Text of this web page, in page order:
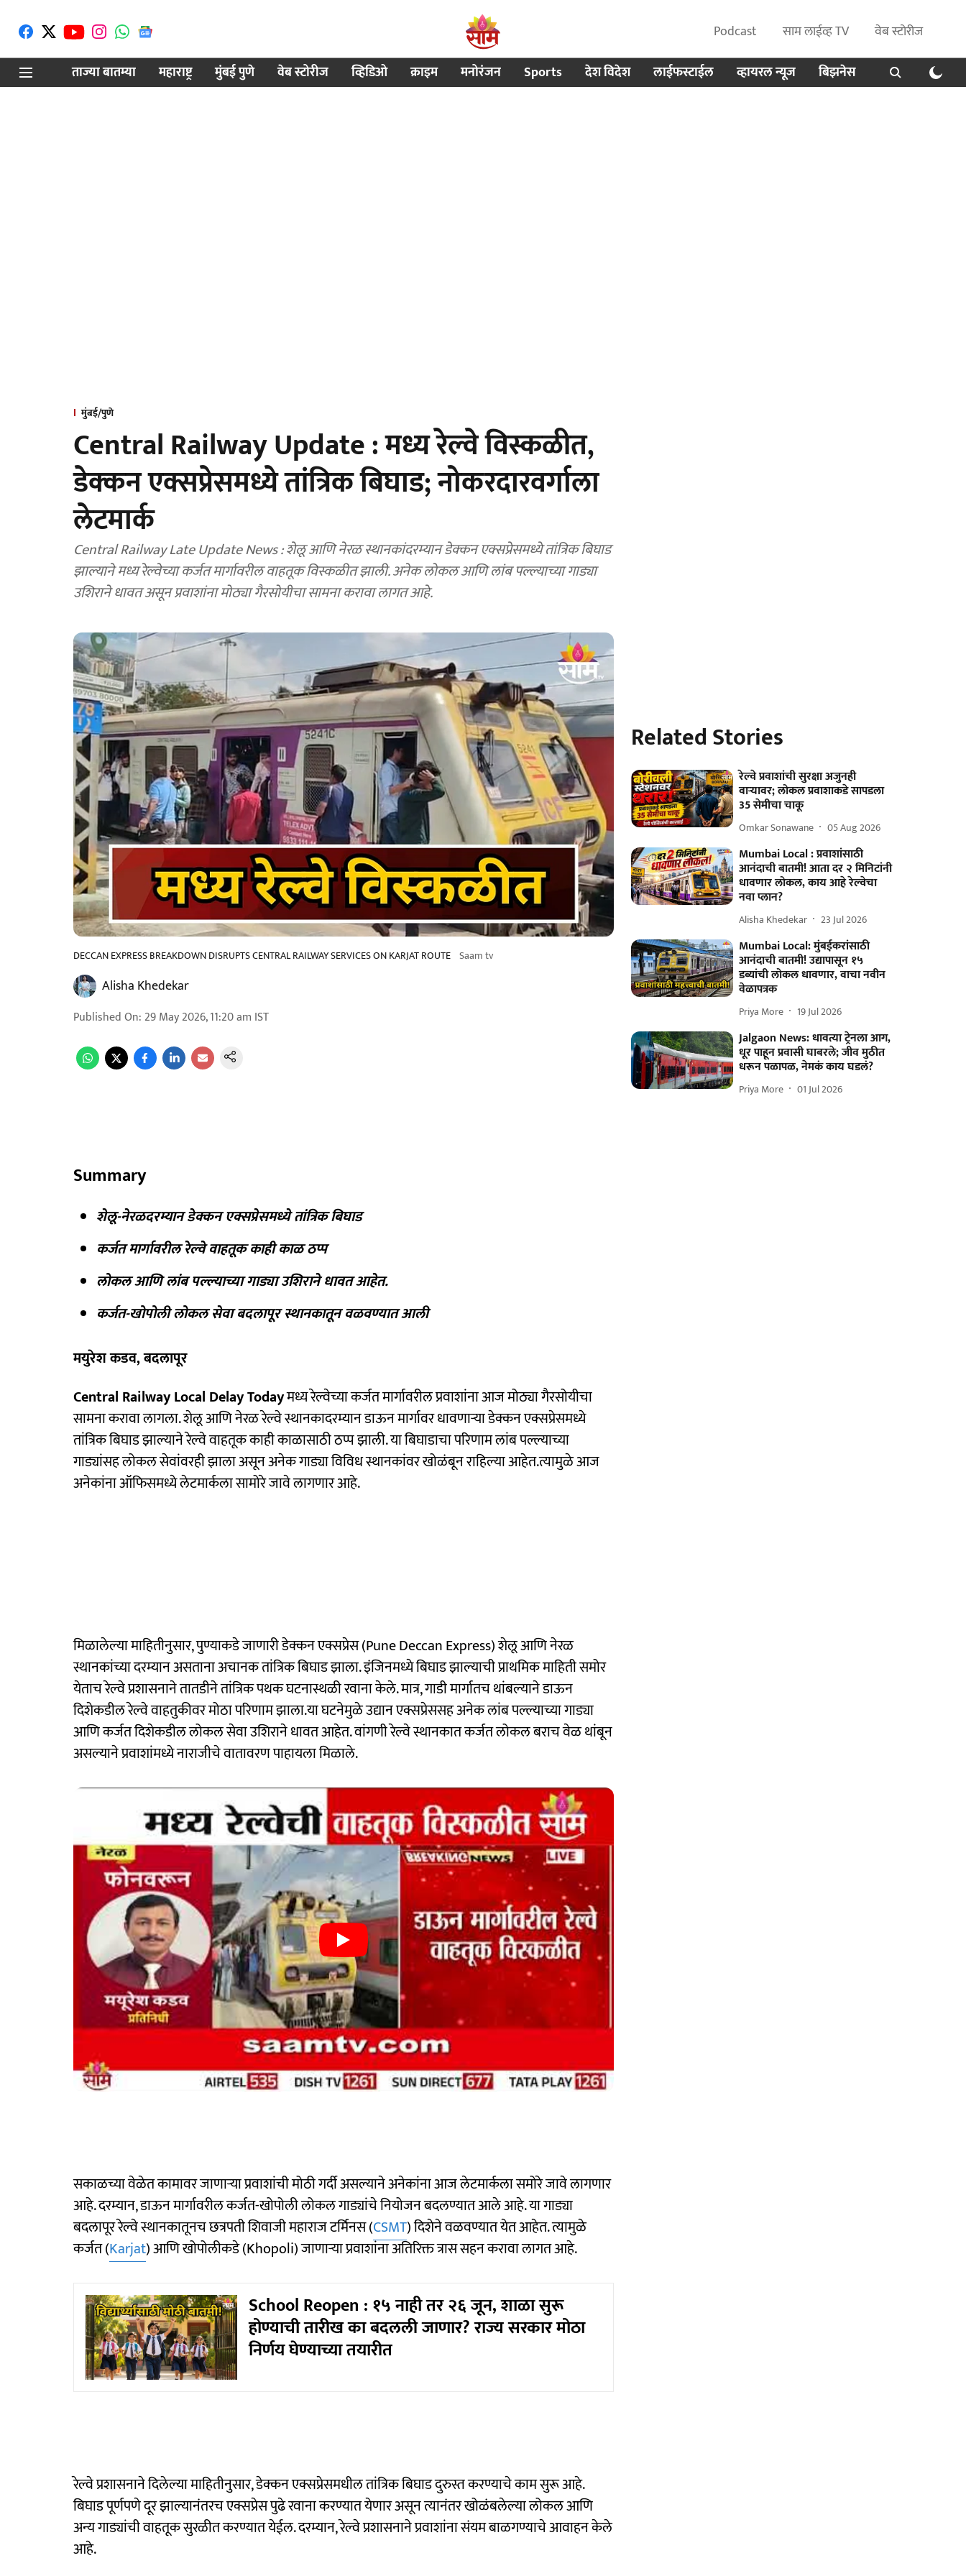
Podcast साम लाईव्ह TV
वेब स्टोरीज
ताज्या बातम्या
महाराष्ट्र मुंबई पुणे वेब स्टोरीज व्हिडिओ क्राइम मनोरंजन Sports देश विदेश लाईफस्टाईल व्हायरल न्यूज बिझनेस
मुंबई/पुणे
Central Railway Update : मध्य रेल्वे विस्कळीत,
डेक्कन एक्सप्रेसमध्ये तांत्रिक बिघाड; नोकरदारवर्गाला
लेटमार्क
Central Railway Late Update News : शेलू आणि नेरळ स्थानकांदरम्यान डेक्कन एक्सप्रेसमध्ये तांत्रिक बिघाड
झाल्याने मध्य रेल्वेच्या कर्जत मार्गावरील वाहतूक विस्कळीत झाली. अनेक लोकल आणि लांब पल्ल्याच्या गाड्या
उशिराने धावत असून प्रवाशांना मोठ्या गैरसोयीचा सामना करावा लागत आहे.
DECCAN EXPRESS BREAKDOWN DISRUPTS CENTRAL RAILWAY SERVICES ON KARJAT ROUTE Saam tv
Alisha Khedekar
Published On: 29 May 2026, 11:20 am IST
Summary
शेलू-नेरळदरम्यान डेक्कन एक्सप्रेसमध्ये तांत्रिक बिघाड
कर्जत मार्गावरील रेल्वे वाहतूक काही काळ ठप्प
लोकल आणि लांब पल्ल्याच्या गाड्या उशिराने धावत आहेत.
कर्जत-खोपोली लोकल सेवा बदलापूर स्थानकातून वळवण्यात आली
मयुरेश कडव, बदलापूर
Central Railway Local Delay Todayमध्य रेल्वेच्या कर्जत मार्गावरील प्रवाशांना आज मोठ्या गैरसोयीचा
सामना करावा लागला. शेलू आणि नेरळ रेल्वे स्थानकादरम्यान डाऊन मार्गावर धावणाऱ्या डेक्कन एक्सप्रेसमध्ये
तांत्रिक बिघाड झाल्याने रेल्वे वाहतूक काही काळासाठी ठप्प झाली. या बिघाडाचा परिणाम लांब पल्ल्याच्या
गाड्यांसह लोकल सेवांवरही झाला असून अनेक गाड्या विविध स्थानकांवर खोळंबून राहिल्या आहेत.त्यामुळे आज
अनेकांना ऑफिसमध्ये लेटमार्कला सामोरे जावे लागणार आहे.
मिळालेल्या माहितीनुसार, पुण्याकडे जाणारी डेक्कन एक्सप्रेस (Pune Deccan Express) शेलू आणि नेरळ
स्थानकांच्या दरम्यान असताना अचानक तांत्रिक बिघाड झाला. इंजिनमध्ये बिघाड झाल्याची प्राथमिक माहिती समोर
येताच रेल्वे प्रशासनाने तातडीने तांत्रिक पथक घटनास्थळी रवाना केले. मात्र, गाडी मार्गातच थांबल्याने डाऊन
दिशेकडील रेल्वे वाहतुकीवर मोठा परिणाम झाला.या घटनेमुळे उद्यान एक्सप्रेससह अनेक लांब पल्ल्याच्या गाड्या
आणि कर्जत दिशेकडील लोकल सेवा उशिराने धावत आहेत. वांगणी रेल्वे स्थानकात कर्जत लोकल बराच वेळ थांबून
असल्याने प्रवाशांमध्ये नाराजीचे वातावरण पाहायला मिळाले.
सकाळच्या वेळेत कामावर जाणाऱ्या प्रवाशांची मोठी गर्दी असल्याने अनेकांना आज लेटमार्कला समोरे जावे लागणार
आहे. दरम्यान, डाऊन मार्गावरील कर्जत-खोपोली लोकल गाड्यांचे नियोजन बदलण्यात आले आहे. या गाड्या
बदलापूर रेल्वे स्थानकातूनच छत्रपती शिवाजी महाराज टर्मिनस (CSMT) दिशेने वळवण्यात येत आहेत. त्यामुळे
कर्जत (Karjat) आणि खोपोलीकडे (Khopoli) जाणाऱ्या प्रवाशांना अतिरिक्त त्रास सहन करावा लागत आहे.
School Reopen : १५ नाही तर २६ जून, शाळा सुरू
होण्याची तारीख का बदलली जाणार? राज्य सरकार मोठा
निर्णय घेण्याच्या तयारीत
रेल्वे प्रशासनाने दिलेल्या माहितीनुसार, डेक्कन एक्सप्रेसमधील तांत्रिक बिघाड दुरुस्त करण्याचे काम सुरू आहे.
बिघाड पूर्णपणे दूर झाल्यानंतरच एक्सप्रेस पुढे रवाना करण्यात येणार असून त्यानंतर खोळंबलेल्या लोकल आणि
अन्य गाड्यांची वाहतूक सुरळीत करण्यात येईल. दरम्यान, रेल्वे प्रशासनाने प्रवाशांना संयम बाळगण्याचे आवाहन केले
आहे.
Related Stories
रेल्वे प्रवाशांची सुरक्षा अजुनही
वाऱ्यावर; लोकल प्रवाशाकडे सापडला
35 सेमीचा चाकू
Omkar Sonawane 05 Aug 2026
Mumbai Local : प्रवाशांसाठी
आनंदाची बातमी! आता दर २ मिनिटांनी
धावणार लोकल, काय आहे रेल्वेचा
नवा प्लान?
Alisha Khedekar 23 Jul 2026
Mumbai Local: मुंबईकरांसाठी
आनंदाची बातमी! उद्यापासून १५
डब्यांची लोकल धावणार, वाचा नवीन
वेळापत्रक
Priya More 19 Jul 2026
Jalgaon News: धावत्या ट्रेनला आग,
धूर पाहून प्रवासी घाबरले; जीव मुठीत
धरून पळापळ, नेमकं काय घडलं?
Priya More 01 Jul 2026